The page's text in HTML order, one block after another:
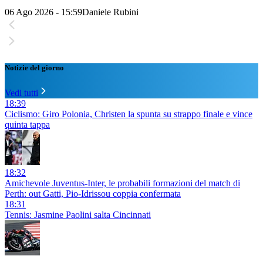
06 Ago 2026 - 15:59Daniele Rubini
Notizie del giorno
Vedi tutti
18:39
Ciclismo: Giro Polonia, Christen la spunta su strappo finale e vince
quinta tappa
18:32
Amichevole Juventus-Inter, le probabili formazioni del match di
Perth: out Gatti, Pio-Idrissou coppia confermata
18:31
Tennis: Jasmine Paolini salta Cincinnati